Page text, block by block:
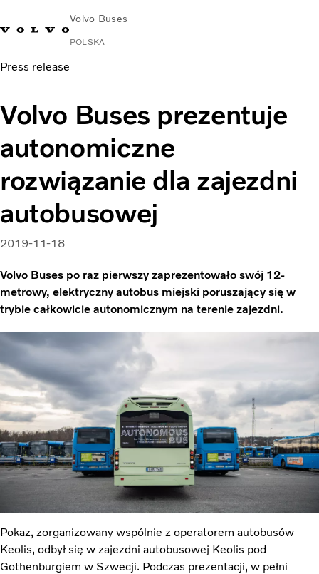
Volvo Buses
POLSKA
Press release
Volvo Buses prezentuje
autonomiczne
rozwiązanie dla zajezdni
autobusowej
2019-11-18
Volvo Buses po raz pierwszy zaprezentowało swój 12-
metrowy, elektryczny autobus miejski poruszający się w
trybie całkowicie autonomicznym na terenie zajezdni.
Pokaz, zorganizowany wspólnie z operatorem autobusów
Keolis, odbył się w zajezdni autobusowej Keolis pod
Gothenburgiem w Szwecji. Podczas prezentacji, w pełni